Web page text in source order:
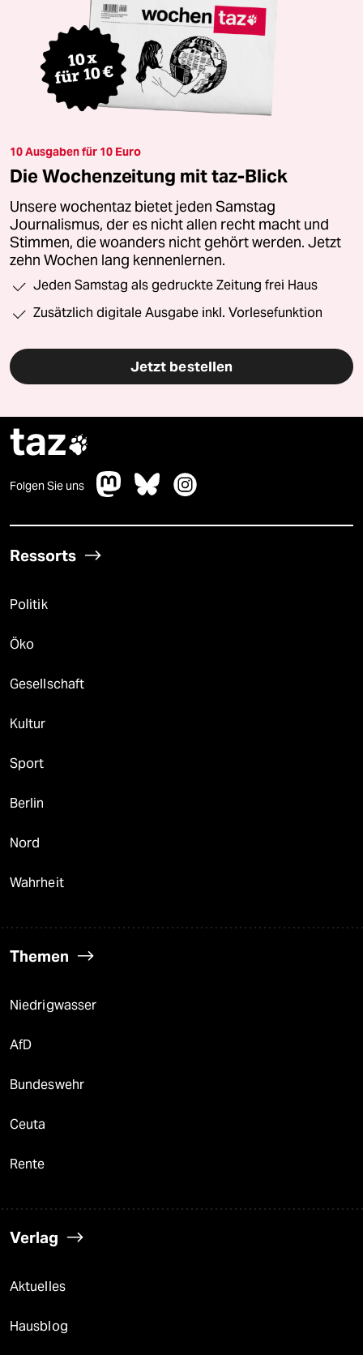
10 Ausgaben für 10 Euro
Die Wochenzeitung mit taz-Blick
Unsere wochentaz bietet jeden Samstag
Journalismus, der es nicht allen recht macht und
Stimmen, die woanders nicht gehört werden. Jetzt
zehn Wochen lang kennenlernen.
Jeden Samstag als gedruckte Zeitung frei Haus
Zusätzlich digitale Ausgabe inkl. Vorlesefunktion
Jetzt bestellen
taz
Folgen Sie uns
Ressorts
Politik
Öko
Gesellschaft
Kultur
Sport
Berlin
Nord
Wahrheit
Themen
Niedrigwasser
AfD
Bundeswehr
Ceuta
Rente
Verlag
Aktuelles
Hausblog